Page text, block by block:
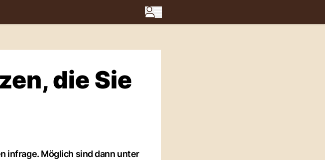
die Sie
infrage. Möglich sind dann unter